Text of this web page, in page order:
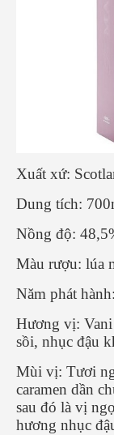
Xuất xứ:
Dung tích:
Nồng độ:
Màu rượu: lúa
Năm phát
Hương vị:
sồi, nhục đậu
Mùi vị: Tươi
caramen dần
sau đó là vị
hương nhục